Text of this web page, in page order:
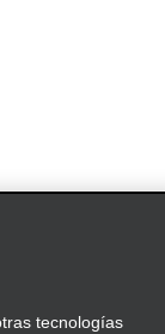
tecnologías